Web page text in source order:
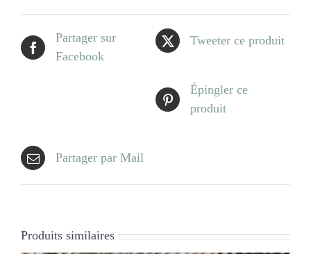
Partager sur
Facebook
Tweeter ce produit
Épingler ce
produit
Partager par Mail
Produits similaires